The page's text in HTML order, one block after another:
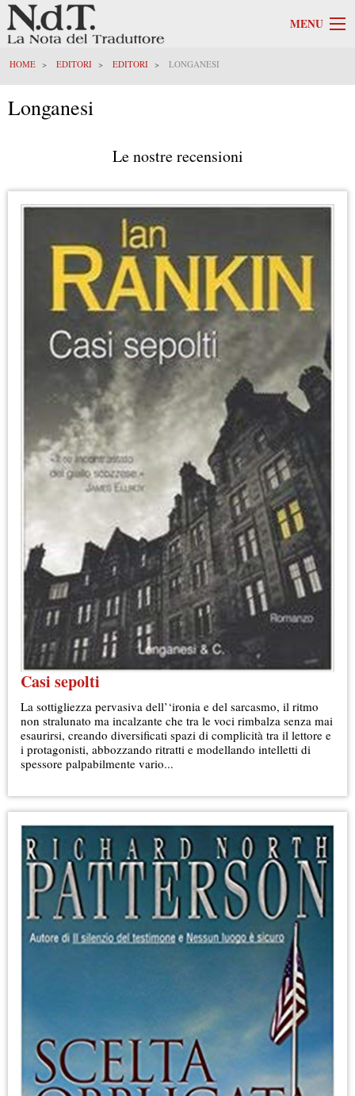
MENU
HOME EDITORI EDITORI LONGANESI
Longanesi
Le nostre recensioni
Casi sepolti
La sottigliezza pervasiva dell’‘ironia e del sarcasmo, il ritmo
non stralunato ma incalzante che tra le voci rimbalza senza mai
esaurirsi, creando diversificati spazi di complicità tra il lettore e
i protagonisti, abbozzando ritratti e modellando intelletti di
spessore palpabilmente vario...